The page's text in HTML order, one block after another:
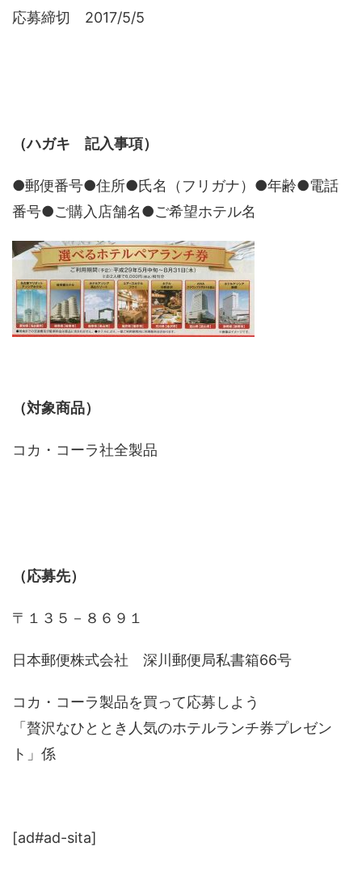
応募締切 2017/5/5
（ハガキ 記入事項）
●郵便番号●住所●氏名（フリガナ）●年齢●電話
番号●ご購入店舗名●ご希望ホテル名
（対象商品）
コカ・コーラ社全製品
（応募先）
〒１３５－８６９１
日本郵便株式会社 深川郵便局私書箱66号
コカ・コーラ製品を買って応募しよう
「贅沢なひととき人気のホテルランチ券プレゼン
ト」係
[ad#ad-sita]